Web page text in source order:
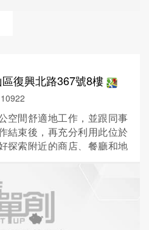
復興北路367號8樓
空間舒適地工作，並跟同事
結束後，再充分利用此位於
探索附近的商店、餐廳和地